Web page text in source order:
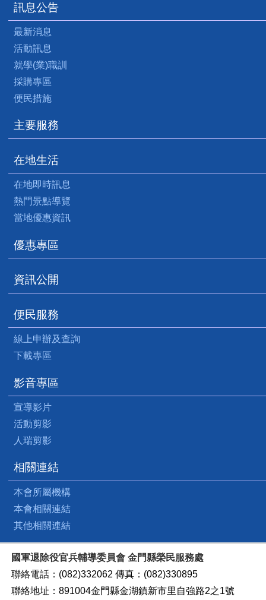
訊息公告
最新消息
活動訊息
就學(業)職訓
採購專區
便民措施
主要服務
在地生活
在地即時訊息
熱門景點導覽
當地優惠資訊
優惠專區
資訊公開
便民服務
線上申辦及查詢
下載專區
影音專區
宣導影片
活動剪影
人瑞剪影
相關連結
本會所屬機構
本會相關連結
其他相關連結
國軍退除役官兵輔導委員會 金門縣榮民服務處
聯絡電話：(082)332062 傳真：(082)330895
聯絡地址：891004金門縣金湖鎮新市里自強路2之1號